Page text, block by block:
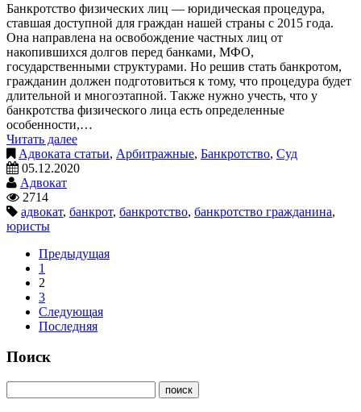
Банкротство физических лиц — юридическая процедура,
ставшая доступной для граждан нашей страны с 2015 года.
Она направлена на освобождение частных лиц от
накопившихся долгов перед банками, МФО,
государственными структурами. Но решив стать банкротом,
гражданин должен подготовиться к тому, что процедура будет
длительной и многоэтапной. Также нужно учесть, что у
банкротства физического лица есть определенные
особенности,…
Читать далее
Адвоката статьи, Арбитражные, Банкротство, Суд
05.12.2020
Адвокат
2714
адвокат, банкрот, банкротство, банкротство гражданина,
юристы
Предыдущая
1
2
3
Следующая
Последняя
Поиск